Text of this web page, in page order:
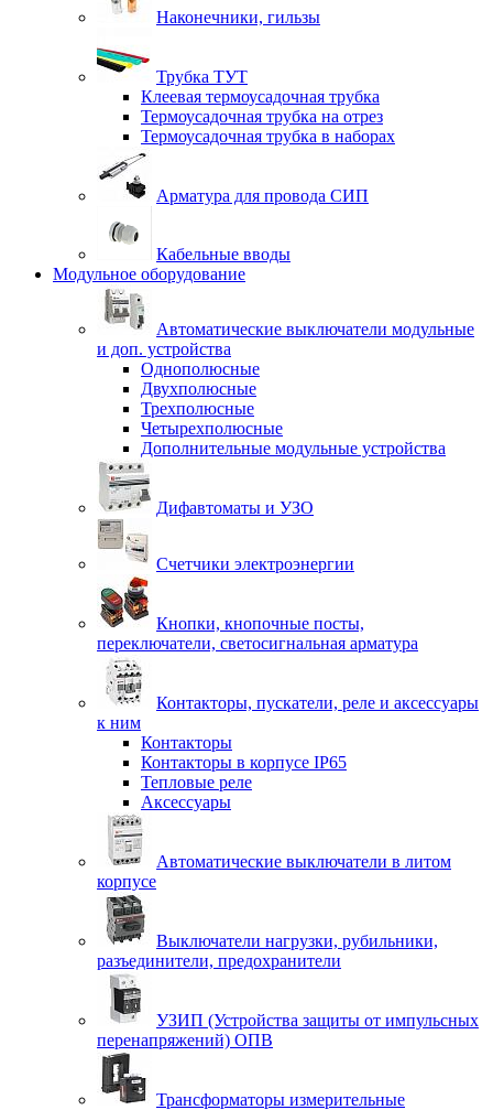
Наконечники, гильзы
Трубка ТУТ
Клеевая термоусадочная трубка
Термоусадочная трубка на отрез
Термоусадочная трубка в наборах
Арматура для провода СИП
Кабельные вводы
Модульное оборудование
Автоматические выключатели модульные
и доп. устройства
Однополюсные
Двухполюсные
Трехполюсные
Четырехполюсные
Дополнительные модульные устройства
Дифавтоматы и УЗО
Счетчики электроэнергии
Кнопки, кнопочные посты,
переключатели, светосигнальная арматура
Контакторы, пускатели, реле и аксессуары
к ним
Контакторы
Контакторы в корпусе IP65
Тепловые реле
Аксессуары
Автоматические выключатели в литом
корпусе
Выключатели нагрузки, рубильники,
разъединители, предохранители
УЗИП (Устройства защиты от импульсных
перенапряжений) ОПВ
Трансформаторы измерительные